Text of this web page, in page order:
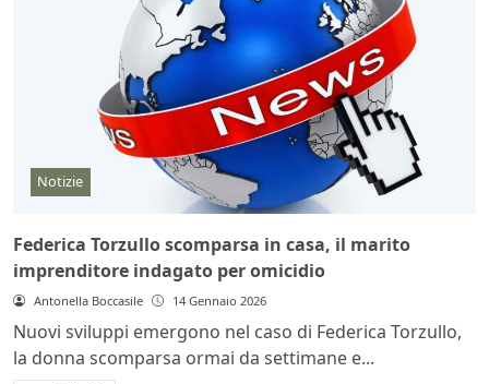
Notizie
Federica Torzullo scomparsa in casa, il marito
imprenditore indagato per omicidio
Antonella Boccasile 14 Gennaio 2026
Nuovi sviluppi emergono nel caso di Federica Torzullo,
la donna scomparsa ormai da settimane e...